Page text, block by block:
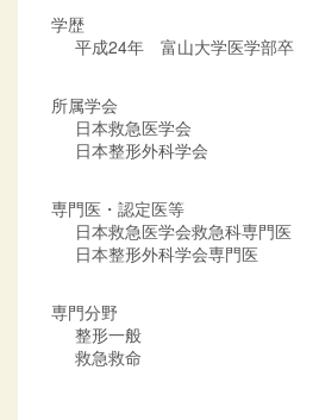
学歴
平成24年 富山大学医学部卒
所属学会
日本救急医学会
日本整形外科学会
専門医・認定医等
日本救急医学会救急科専門医
日本整形外科学会専門医
専門分野
整形一般
救急救命